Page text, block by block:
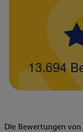
Die Bewertungen